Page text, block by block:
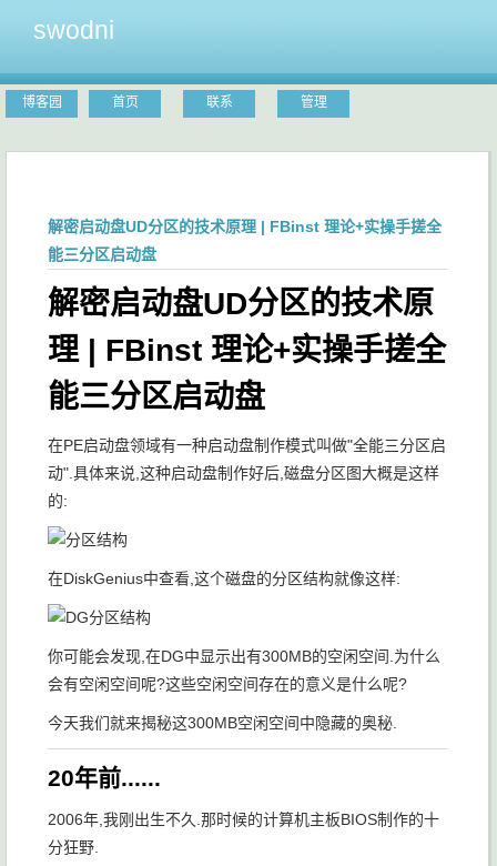
swodni
博客园 首页 联系 管理
解密启动盘UD分区的技术原理 | FBinst 理论+实操手搓全
能三分区启动盘
解密启动盘UD分区的技术原
理 | FBinst 理论+实操手搓全
能三分区启动盘
在PE启动盘领域有一种启动盘制作模式叫做"全能三分区启
动".具体来说,这种启动盘制作好后,磁盘分区图大概是这样
的:
在DiskGenius中查看,这个磁盘的分区结构就像这样:
你可能会发现,在DG中显示出有300MB的空闲空间.为什么
会有空闲空间呢?这些空闲空间存在的意义是什么呢?
今天我们就来揭秘这300MB空闲空间中隐藏的奥秘.
20年前......
2006年,我刚出生不久.那时候的计算机主板BIOS制作的十
分狂野.